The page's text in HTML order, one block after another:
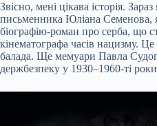
Звісно, мені цікава історія.
письменника Юліана Семенова,
біографію-роман про серба, що
кінематографа часів нацизму.
балада. Ще мемуари Павла
держбезпеку у 1930–1960-ті